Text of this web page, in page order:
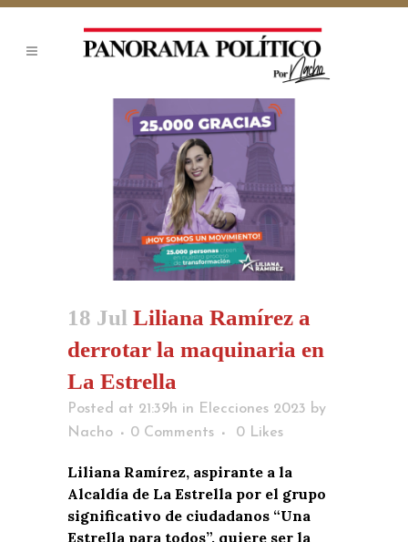
18 Jul Liliana Ramírez a
derrotar la maquinaria en
La Estrella
Posted at 21:39h in Elecciones 2023 by
Nacho
0 Comments 0 Likes
Liliana Ramírez, aspirante a la
Alcaldía de La Estrella por el grupo
significativo de ciudadanos “Una
Estrella para todos”, quiere ser la